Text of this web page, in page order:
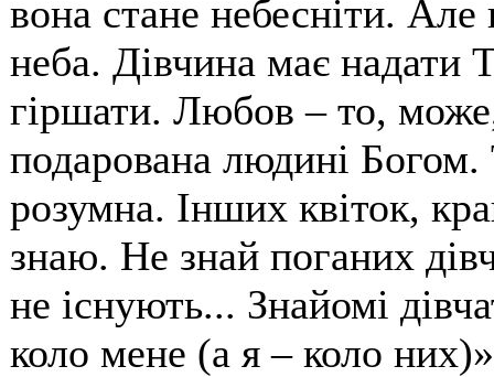
вона стане небесніти.
неба. Дівчина має надати
гіршати. Любов – то,
подарована людині
розумна. Інших квіток,
знаю. Не знай поганих
не існують... Знайомі
коло мене (а я – коло